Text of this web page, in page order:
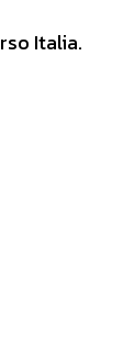
Italia.